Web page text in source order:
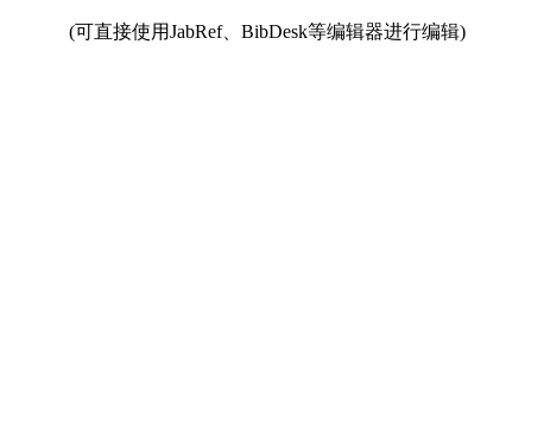
(可直接使用JabRef、BibDesk等编辑器进行编辑)